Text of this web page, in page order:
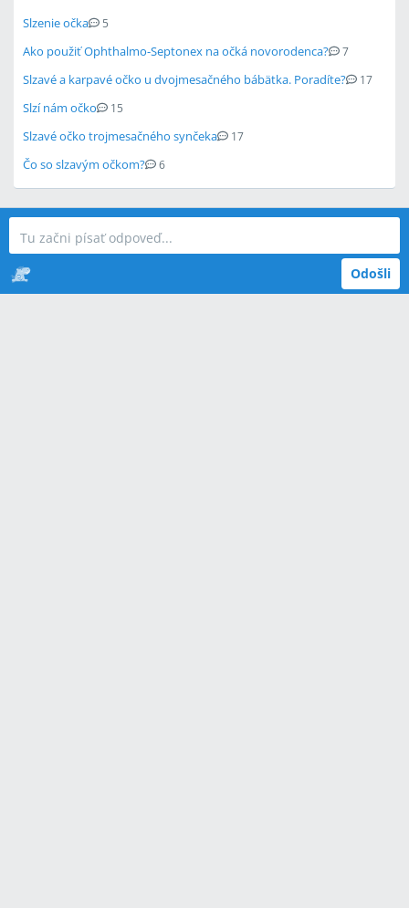
Slzenie očka 5
Ako použiť Ophthalmo-Septonex na očká novorodenca? 7
Slzavé a karpavé očko u dvojmesačného bábätka. Poradíte? 17
Slzí nám očko 15
Slzavé očko trojmesačného synčeka 17
Čo so slzavým očkom? 6
Odošli